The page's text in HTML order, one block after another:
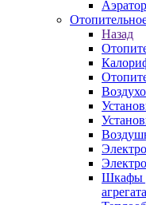
Назад
Шкафы